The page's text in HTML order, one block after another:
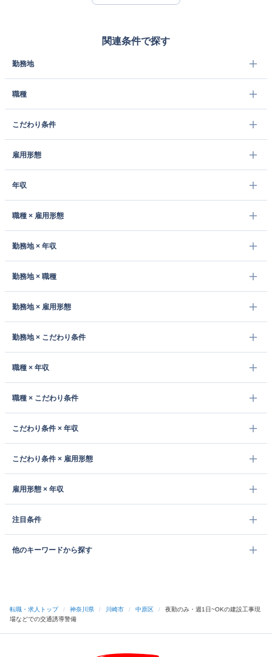
関連条件で探す
勤務地
職種
こだわり条件
雇用形態
年収
職種 × 雇用形態
勤務地 × 年収
勤務地 × 職種
勤務地 × 雇用形態
勤務地 × こだわり条件
職種 × 年収
職種 × こだわり条件
こだわり条件 × 年収
こだわり条件 × 雇用形態
雇用形態 × 年収
注目条件
他のキーワードから探す
転職・求人トップ / 神奈川県 / 川崎市 / 中原区 /
夜勤のみ・週1日~OKの建設工事現
場などでの交通誘導警備